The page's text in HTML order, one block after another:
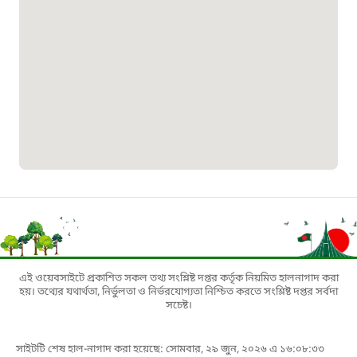
১৬৪৪৫
পাসপোর্ট বাতায়ন হটলাইন
১৬১৭১
এই ওয়েবসাইটে প্রকাশিত সকল তথ্য সংশ্লিষ্ট দপ্তর কর্তৃক নিয়মিত হালনাগাদ করা
হয়। তথ্যের যথার্থতা, নির্ভুলতা ও নির্ভরযোগ্যতা নিশ্চিত করতে সংশ্লিষ্ট দপ্তর সর্বদা
সচেষ্ট।
সাইটটি শেষ হাল-নাগাদ করা হয়েছে: সোমবার, ২৯ জুন, ২০২৬ এ ১৬:০৮:৩৩